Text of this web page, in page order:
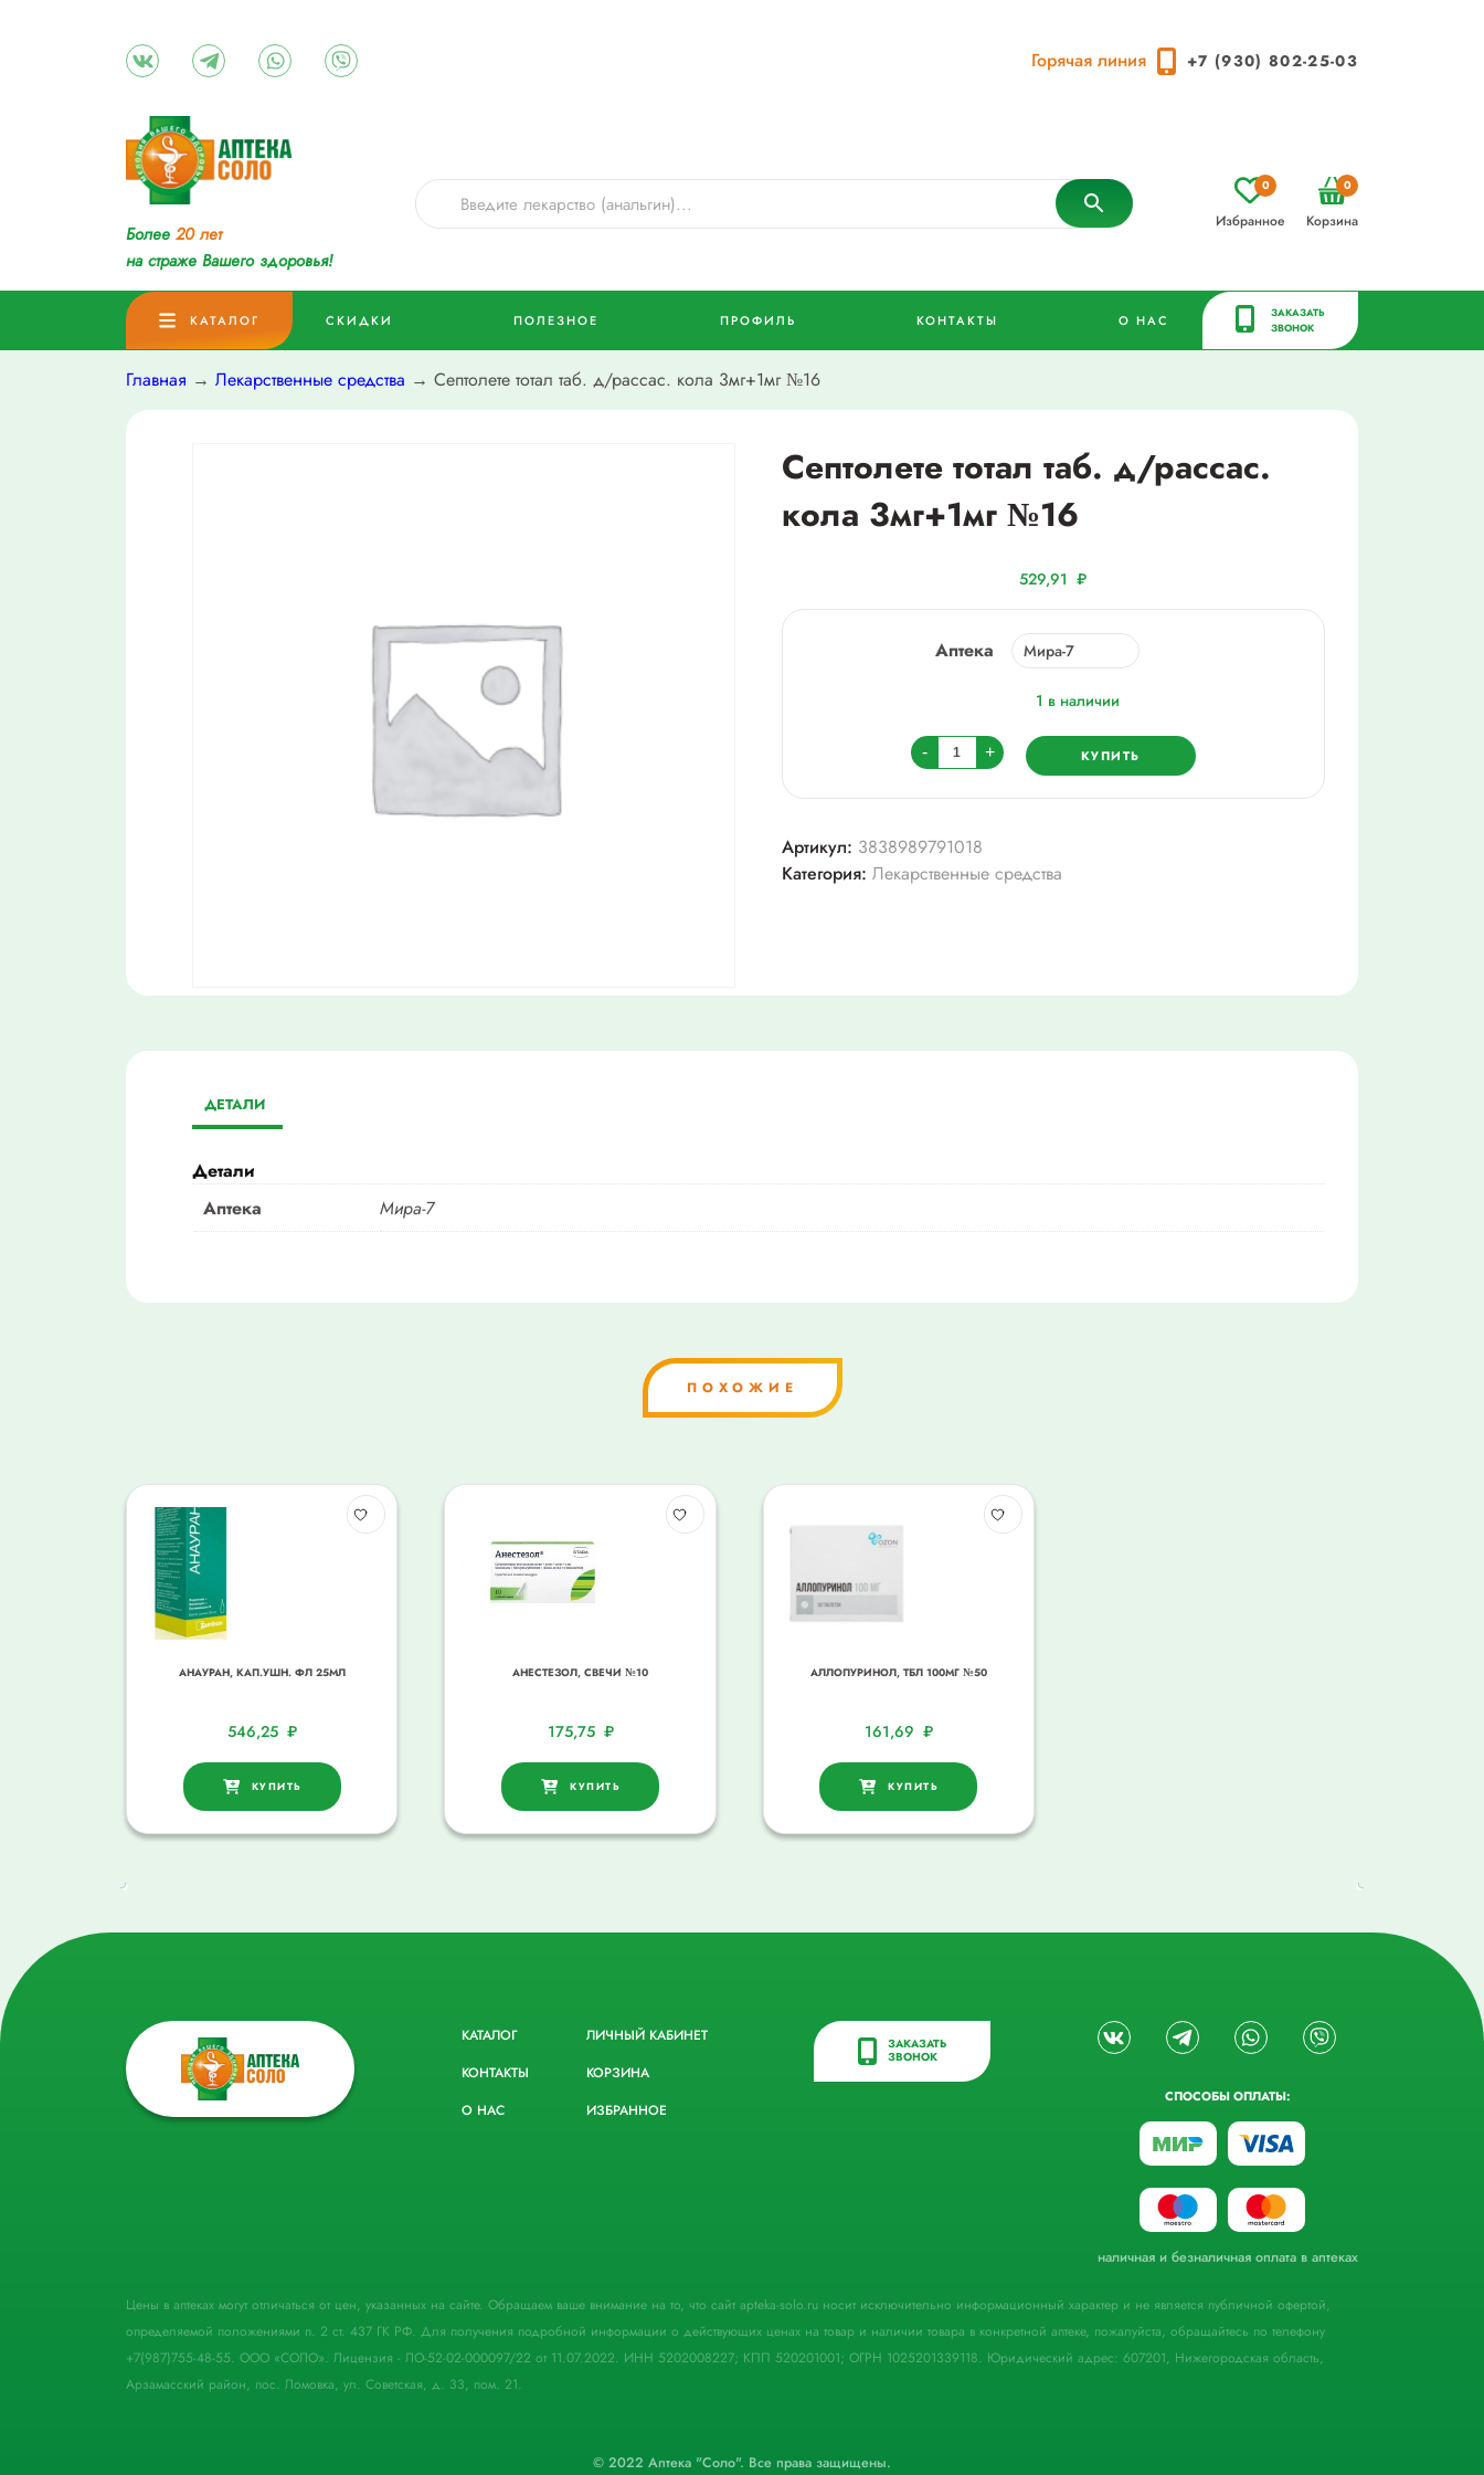
Горячая линия +7 (930) 802-25-03
Более 20 лет
на страже Вашего здоровья!
Избранное
0
Корзина
0
КАТАЛОГ СКИДКИ ПОЛЕЗНОЕ ПРОФИЛЬ КОНТАКТЫ О НАС
ЗАКАЗАТЬ
ЗВОНОК
Главная → Лекарственные средства → Септолете тотал таб. д/рассас. кола 3мг+1мг №16
Септолете тотал таб. д/рассас.
кола 3мг+1мг №16
529,91₽
Аптека
1 в наличии
-
Количество
товара
Септолете
таб.
д/
+ КУПИТЬ
Артикул: 3838989791018
Категория: Лекарственные средства
ДЕТАЛИ
Детали
Аптека
Мира-7
ПОХОЖИЕ
АНАУРАН, КАП.УШН. ФЛ 25МЛ
546,25 ₽
КУПИТЬ
АНЕСТЕЗОЛ, СВЕЧИ №10
175,75 ₽
КУПИТЬ
АЛЛОПУРИНОЛ, ТБЛ 100МГ №50
161,69 ₽
КУПИТЬ
КАТАЛОГ
КОНТАКТЫ
О НАС
ЛИЧНЫЙ КАБИНЕТ
КОРЗИНА
ИЗБРАННОЕ
ЗАКАЗАТЬ
ЗВОНОК
СПОСОБЫ ОПЛАТЫ:
наличная и безналичная оплата в аптеках
Цены в аптеках могут отличаться от цен, указанных на сайте. Обращаем ваше внимание на то, что сайт apteka-solo.ru носит исключительно информационный характер и не является публичной офертой,
определяемой положениями п. 2 ст. 437 ГК РФ. Для получения подробной информации о действующих ценах на товар и наличии товара в конкретной аптеке, пожалуйста, обращайтесь по телефону
+7(987)755-48-55. ООО «СОЛО». Лицензия - ЛО-52-02-000097/22 от 11.07.2022. ИНН 5202008227; КПП 520201001; ОГРН 1025201339118. Юридический адрес: 607201, Нижегородская область,
Арзамасский район, пос. Ломовка, ул. Советская, д. 33, пом. 21.
© 2022 Аптека "Соло". Все права защищены.